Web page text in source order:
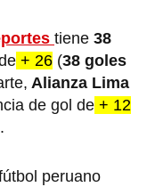
tiene 38
+ 26 (38 goles
Alianza Lima
de gol de + 12
peruano